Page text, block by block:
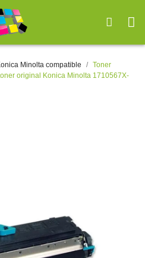
Minolta compatible
Toner
original Konica Minolta 1710567X-